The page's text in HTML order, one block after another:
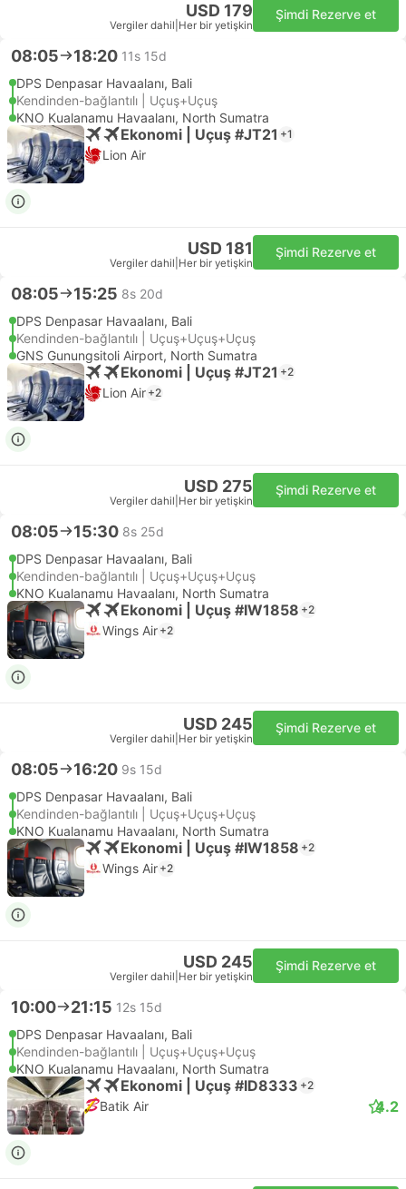
USD 179
Vergiler dahil Her bir yetişkin
Şimdi Rezerve et
08:05 18:20 11s 15d
DPS Denpasar Havaalanı, Bali
Kendinden-bağlantılı | Uçuş+Uçuş
KNO Kualanamu Havaalanı, North Sumatra
Ekonomi | Uçuş #JT21 +1
Lion Air
USD 181
Vergiler dahil Her bir yetişkin
Şimdi Rezerve et
08:05 15:25 8s 20d
DPS Denpasar Havaalanı, Bali
Kendinden-bağlantılı | Uçuş+Uçuş+Uçuş
GNS Gunungsitoli Airport, North Sumatra
Ekonomi | Uçuş #JT21 +2
Lion Air +2
USD 275
Vergiler dahil Her bir yetişkin
Şimdi Rezerve et
08:05 15:30 8s 25d
DPS Denpasar Havaalanı, Bali
Kendinden-bağlantılı | Uçuş+Uçuş+Uçuş
KNO Kualanamu Havaalanı, North Sumatra
Ekonomi | Uçuş #IW1858 +2
Wings Air +2
USD 245
Vergiler dahil Her bir yetişkin
Şimdi Rezerve et
08:05 16:20 9s 15d
DPS Denpasar Havaalanı, Bali
Kendinden-bağlantılı | Uçuş+Uçuş+Uçuş
KNO Kualanamu Havaalanı, North Sumatra
Ekonomi | Uçuş #IW1858 +2
Wings Air +2
USD 245
Vergiler dahil Her bir yetişkin
Şimdi Rezerve et
10:00 21:15 12s 15d
DPS Denpasar Havaalanı, Bali
Kendinden-bağlantılı | Uçuş+Uçuş+Uçuş
KNO Kualanamu Havaalanı, North Sumatra
Ekonomi | Uçuş #ID8333 +2
Batik Air 4.2